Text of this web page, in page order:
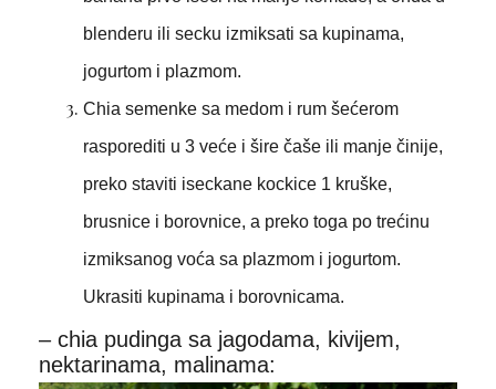
blenderu ili secku izmiksati sa kupinama,
jogurtom i plazmom.
Chia semenke sa medom i rum šećerom
rasporediti u 3 veće i šire čaše ili manje činije,
preko staviti iseckane kockice 1 kruške,
brusnice i borovnice, a preko toga po trećinu
izmiksanog voća sa plazmom i jogurtom.
Ukrasiti kupinama i borovnicama.
– chia pudinga sa jagodama, kivijem,
nektarinama, malinama: